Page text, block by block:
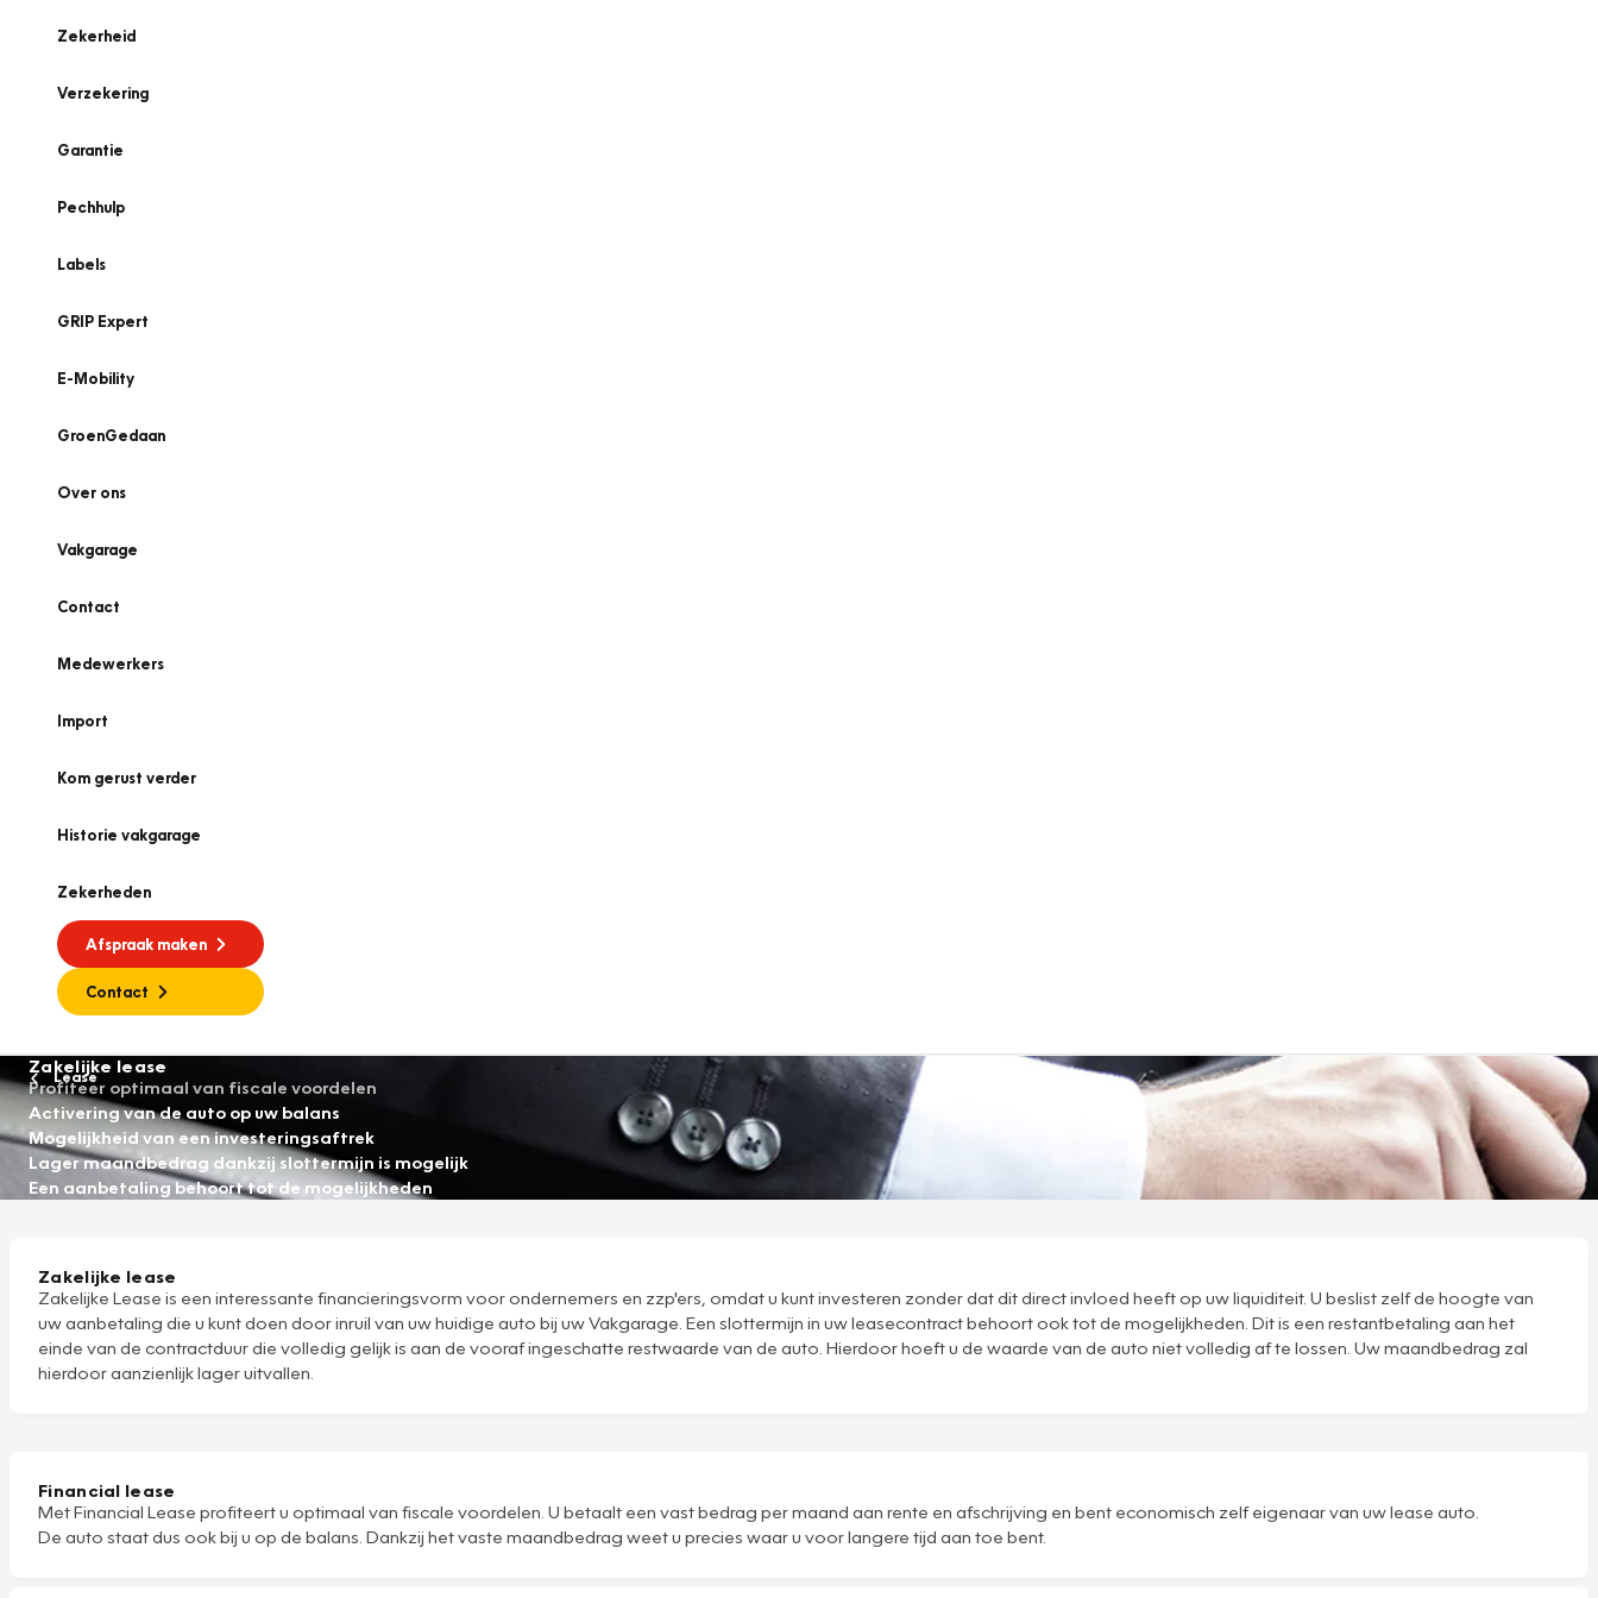
Zekerheid
Verzekering
Garantie
Pechhulp
Labels
GRIP Expert
E-Mobility
GroenGedaan
Over ons
Vakgarage
Contact
Medewerkers
Import
Kom gerust verder
Historie vakgarage
Zekerheden
Afspraak maken
Contact
Lease
Zakelijke lease
Profiteer optimaal van fiscale voordelen
Activering van de auto op uw balans
Mogelijkheid van een investeringsaftrek
Lager maandbedrag dankzij slottermijn is mogelijk
Een aanbetaling behoort tot de mogelijkheden
Zakelijke lease
Zakelijke Lease is een interessante financieringsvorm voor ondernemers en zzp'ers, omdat u kunt investeren zonder dat dit direct invloed heeft op uw liquiditeit. U beslist zelf de hoogte van
uw aanbetaling die u kunt doen door inruil van uw huidige auto bij uw Vakgarage. Een slottermijn in uw leasecontract behoort ook tot de mogelijkheden. Dit is een restantbetaling aan het
einde van de contractduur die volledig gelijk is aan de vooraf ingeschatte restwaarde van de auto. Hierdoor hoeft u de waarde van de auto niet volledig af te lossen. Uw maandbedrag zal
hierdoor aanzienlijk lager uitvallen.
Financial lease
Met Financial Lease profiteert u optimaal van fiscale voordelen. U betaalt een vast bedrag per maand aan rente en afschrijving en bent economisch zelf eigenaar van uw lease auto.
De auto staat dus ook bij u op de balans. Dankzij het vaste maandbedrag weet u precies waar u voor langere tijd aan toe bent.